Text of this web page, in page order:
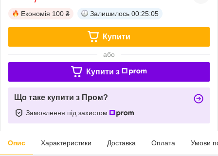
Економія 100 ₴ Залишилось 00:25:05
Купити
або
Купити з
Що таке купити з Пром?
Замовлення під захистом
Опис Характеристики Доставка Оплата Умови